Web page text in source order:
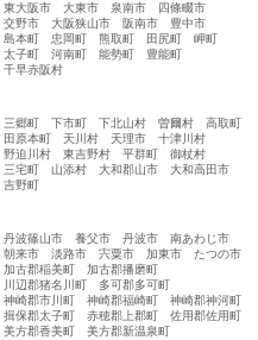
東大阪市 大東市 泉南市
四條畷市
交野市
大阪狭山市 阪南市
豊中市
島本町
忠岡町 熊取町 田尻町
岬町
太子町
河南町 能勢町
豊能町
千早赤阪村
三郷町 下市町 下北山村 曽爾村
高取町
田原本町
天川村 天理市
十津川村
野迫川村
東吉野村 平群町
御杖村
三宅町
山添村 大和郡山市
大和高田市
吉野町
丹波篠山市 養父市 丹波市
南あわじ市
朝来市
淡路市 宍粟市 加東市
たつの市
加古郡稲美町
加古郡播磨町
川辺郡猪名川町
多可郡多可町
神崎郡市川町
神崎郡福崎町
神崎郡神河町
揖保郡太子町
赤穂郡上郡町
佐用郡佐用町
美方郡香美町
美方郡新温泉町